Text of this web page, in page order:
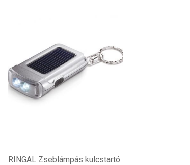
RINGAL Zseblámpás kulcstartó